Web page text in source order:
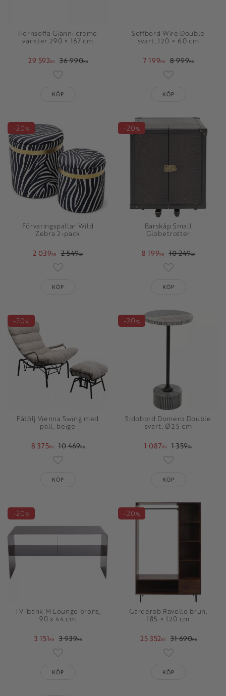
Hörnsoffa Gianni creme
vänster 290 × 167 cm
29 592KR 36 990KR
Lägg till i favoriter
KÖP
Soffbord Wire Double
svart, 120 × 60 cm
7 199KR 8 999KR
Lägg till i
KÖP
Förvaringspallar Wild
Zebra 2-pack
2 039KR 2 549KR
20%
Lägg till i favoriter
KÖP
Barskåp Small
Globetrotter
8 199KR 10 249KR
20%
Lägg till i
KÖP
Fåtölj Vienna Swing med
pall, beige
8 375KR 10 469KR
20%
Lägg till i favoriter
KÖP
Sidobord Domero Double
svart, Ø25 cm
1 087KR 1 359KR
20%
Lägg till i
KÖP
TV-bänk M Lounge brons,
90 x 44 cm
3 151 KR 3 939KR
20%
Lägg till i favoriter
KÖP
Garderob Ravello brun,
185 × 120 cm
25 352KR 31 690KR
20%
Lägg till i
KÖP